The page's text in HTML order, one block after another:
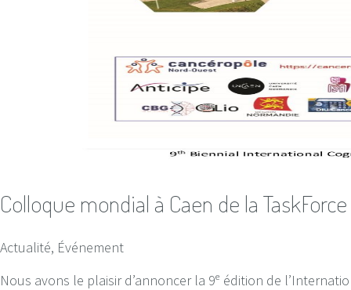
Colloque mondial à Caen de la
Actualité, Événement
Nous avons le plaisir d’annoncer la 9ᵉ édition de